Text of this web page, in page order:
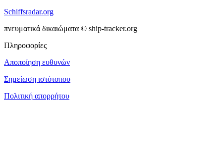
Schiffsradar.org
πνευματικά δικαιώματα © ship-tracker.org
Πληροφορίες
Αποποίηση ευθυνών
Σημείωση ιστότοπου
Πολιτική απορρήτου